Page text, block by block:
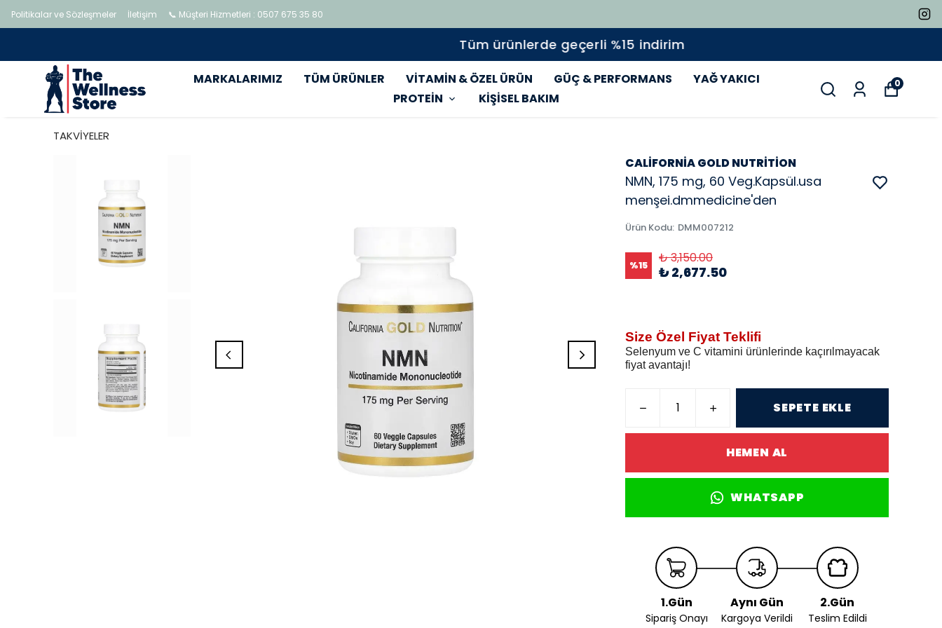
Politikalar ve Sözleşmeler İletişim 📞 Müşteri Hizmetleri : 0507 675 35 80
Tüm ürünlerde geçerli %15 indirim
MARKALARIMIZ TÜM ÜRÜNLER VİTAMİN & ÖZEL ÜRÜN GÜÇ & PERFORMANS
YAĞ YAKICI
PROTEİN
KİŞİSEL BAKIM
0
TAKVİYELER
CALİFORNİA GOLD NUTRİTİON
NMN, 175 mg, 60 Veg.Kapsül.usa
menşei.dmmedicine'den
Ürün Kodu: DMM007212
%15 ₺ 3,150.00
₺ 2,677.50
Size Özel Fiyat Teklifi
Selenyum ve C vitamini ürünlerinde kaçırılmayacak
fiyat avantajı!
SEPETE EKLE
HEMEN AL
WHATSAPP
1.Gün
Sipariş Onayı
Aynı Gün
Kargoya Verildi
2.Gün
Teslim Edildi